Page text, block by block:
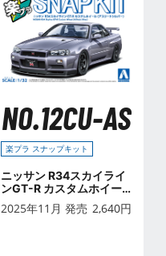
NO.12CU-AS
楽プラ スナップキット
ニッサン R34スカイライ
ンGT-R カスタムホイー
ル(アスリートシルバー)
2025年11月 発売 2,640円